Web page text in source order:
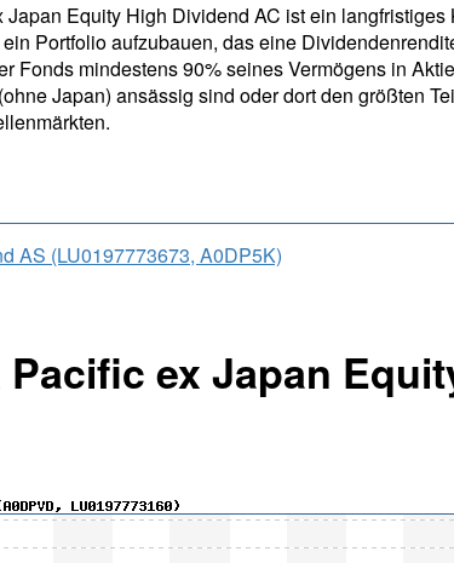
Equity High Dividend AC ist ein
Portfolio aufzubauen, das eine
Fonds mindestens 90% seines Vermögens in
Japan) ansässig sind oder dort den größten
AS (LU0197773673, A0DP5K)
ex Japan